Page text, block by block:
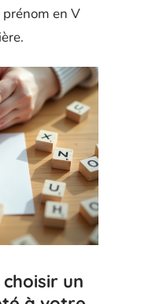
prénom en V
un